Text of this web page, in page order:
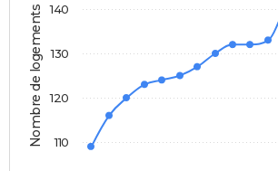
Nombre de logements 110
120
130
140